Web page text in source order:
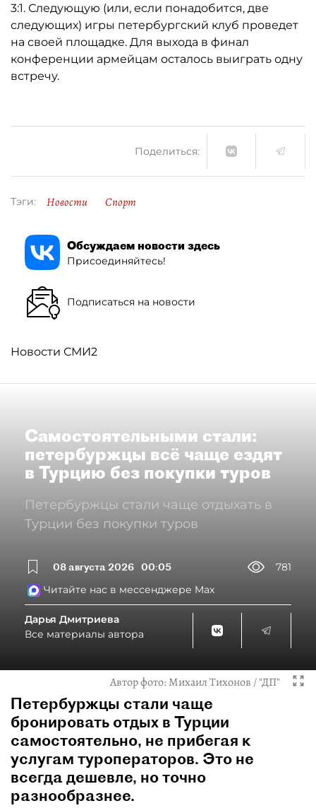
3:1. Следующую (или, если понадобится, две
следующих) игры петербургский клуб проведет
на своей площадке. Для выхода в финал
конференции армейцам осталось выиграть одну
встречу.
Поделиться:
Тэги: Новости Спорт
Обсуждаем новости здесь
Присоединяйтесь!
Подписаться на новости
Новости СМИ2
Самостоятельными стали:
петербуржцы всё чаще ездят
в Турцию без покупки туров
Петербуржцы стали чаще отдыхать в
Турции без покупки туров
08 августа 2026 00:05
781
Читайте нас в мессенджере Max
Дарья Дмитриева
Все материалы автора
Автор фото:Михаил Тихонов / "ДП"
Петербуржцы стали чаще
бронировать отдых в Турции
самостоятельно, не прибегая к
услугам туроператоров. Это не
всегда дешевле, но точно
разнообразнее.